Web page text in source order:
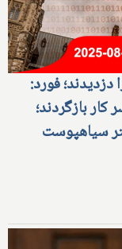
فورد:
کار بازگردند؛
سیاهپوست